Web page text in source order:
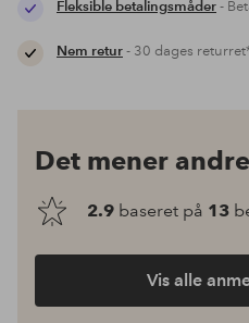
Fleksible betalingsmåder-
Nem retur- 30 dages
Det mener andre
2.9 baseret på 13
Vis alle